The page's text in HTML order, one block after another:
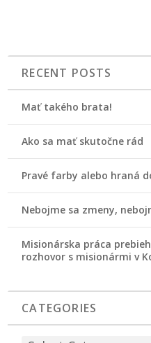
RECENT POSTS
Mať takého brata!
Ako sa mať skutočne rád
Pravé farby alebo hraná
Nebojme sa zmeny,
Misionárska práca
rozhovor s misionármi v
CATEGORIES